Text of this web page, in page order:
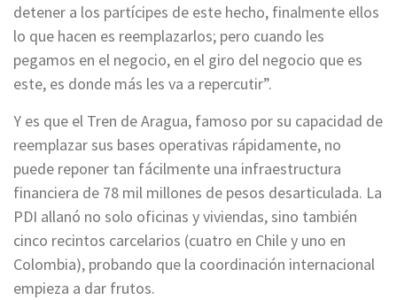
detener a los partícipes de este hecho, finalmente ellos
lo que hacen es reemplazarlos; pero cuando les
pegamos en el negocio, en el giro del negocio que es
este, es donde más les va a repercutir”.
Y es que el Tren de Aragua, famoso por su capacidad de
reemplazar sus bases operativas rápidamente, no
puede reponer tan fácilmente una infraestructura
financiera de 78 mil millones de pesos desarticulada. La
PDI allanó no solo oficinas y viviendas, sino también
cinco recintos carcelarios (cuatro en Chile y uno en
Colombia), probando que la coordinación internacional
empieza a dar frutos.